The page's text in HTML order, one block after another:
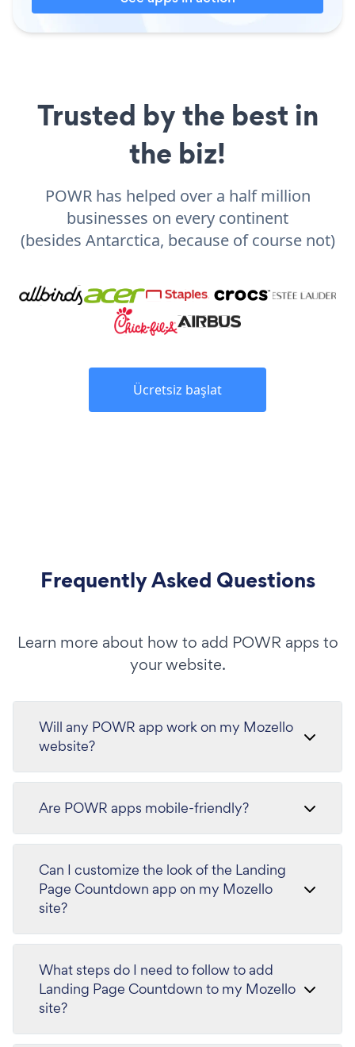
Trusted by the best in
the biz!
POWR has helped over a half million
businesses on every continent
(besides Antarctica, because of course not)
Ücretsiz başlat
Frequently Asked Questions
Learn more about how to add POWR apps to
your website.
Will any POWR app work on my Mozello
website?
Are POWR apps mobile-friendly?
Can I customize the look of the Landing
Page Countdown app on my Mozello
site?
What steps do I need to follow to add
Landing Page Countdown to my Mozello
site?